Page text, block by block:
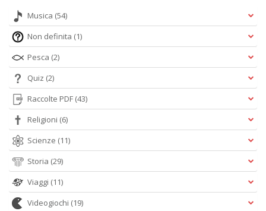
Musica (54)
Non definita (1)
Pesca (2)
Quiz (2)
Raccolte PDF (43)
Religioni (6)
Scienze (11)
Storia (29)
Viaggi (11)
Videogiochi (19)